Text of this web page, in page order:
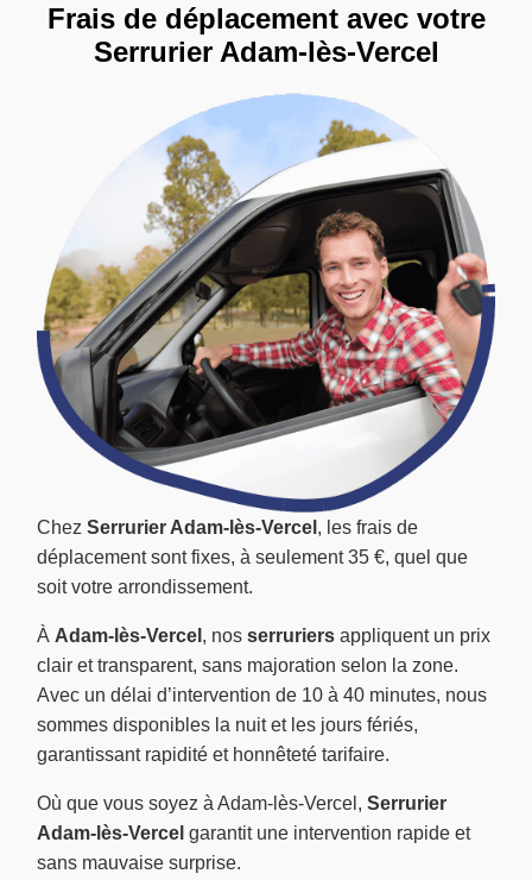
Chez Serrurier Adam-lès-Vercel , les frais de
déplacement sont fixes, à seulement 35 €, quel que
soit votre arrondissement.
À Adam-lès-Vercel , nos serruriers appliquent un prix
clair et transparent, sans majoration selon la zone.
Avec un délai d’intervention de 10 à 40 minutes, nous
sommes disponibles la nuit et les jours fériés,
garantissant rapidité et honnêteté tarifaire.
Où que vous soyez à Adam-lès-Vercel, Serrurier
Adam-lès-Vercel garantit une intervention rapide et
sans mauvaise surprise.
Frais de déplacement avec votre
Serrurier Adam-lès-Vercel